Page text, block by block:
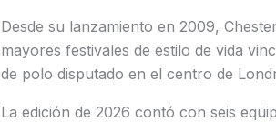
Desde su lanzamiento en 2009,
mayores festivales de estilo de vida
de polo disputado en el centro de
La edición de 2026 contó con seis